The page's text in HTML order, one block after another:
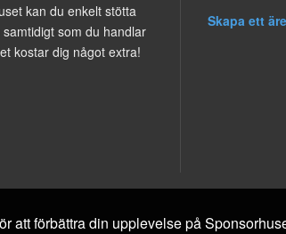
kan du enkelt stötta
som du handlar
kostar dig något extra!
Skapa ett
att förbättra din upplevelse på